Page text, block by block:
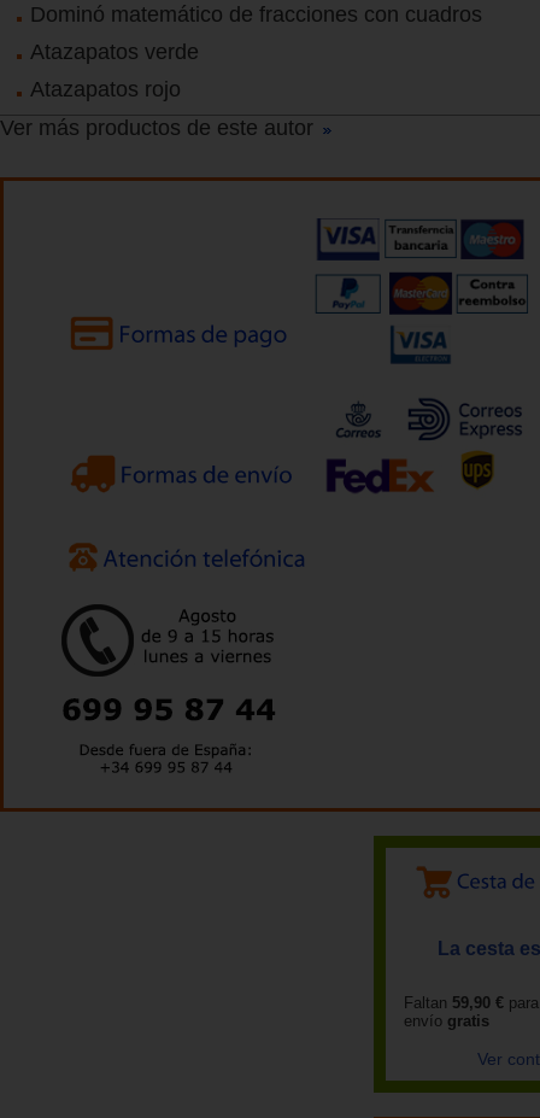
Dominó matemático de fracciones con cuadros
Atazapatos verde
Atazapatos rojo
Ver más productos de este autor
La cesta
Faltan 59,90 €
envío gratis
Ver